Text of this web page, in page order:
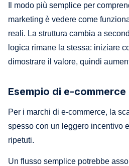
Il modo più semplice per
marketing è vedere come
reali. La struttura cambia a
logica rimane la stessa: iniziare
dimostrare il valore, quindi
Esempio di e-commerce
Per i marchi di e-commerce, la
spesso con un leggero incentivo
ripetuti.
Un flusso semplice potrebbe